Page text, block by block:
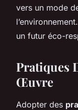
vers un mode
un futur éco-
Pratiques
Œuvre
Adopter des